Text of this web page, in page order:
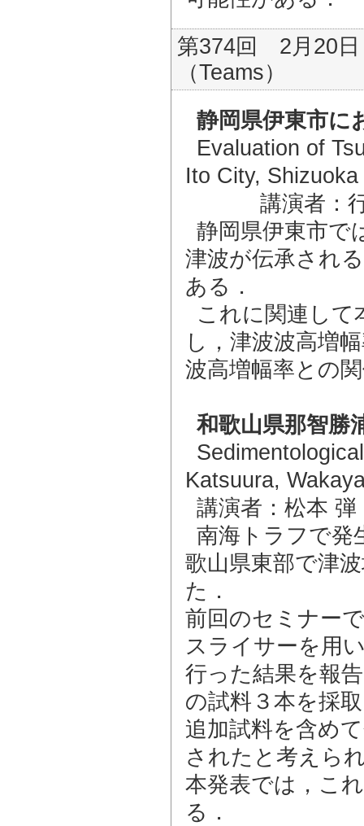
第374回 2月20
（Teams）
静岡県伊東市に
Evaluation of
Ito City,
講演者：
静岡県伊東市で
津波が伝承され
ある．
これに関連して
し，津波波高増
波高増幅率との
和歌山県那智勝
Katsuura,
講演者：松本
南海トラフで発
歌山県東部で津
た．
前回のセミナー
スライサーを用
行った結果を報
の試料３本を採
追加試料を含め
されたと考えら
本発表では，こ
る．